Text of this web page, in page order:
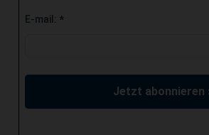
E-mail: *
Jetzt abonnieren